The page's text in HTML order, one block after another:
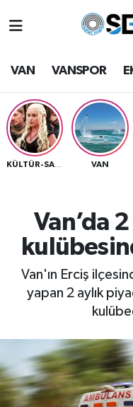
VAN VANSPOR
KÜLTÜR-SANAT VAN
Van’da
Van'ın Erciş
yapan 2 aylık
Van Hava
VAN Namaz
Van Trafik
Süper Lig Puan
Tüm Manşetler
Son Dakika
Haber Arşivi